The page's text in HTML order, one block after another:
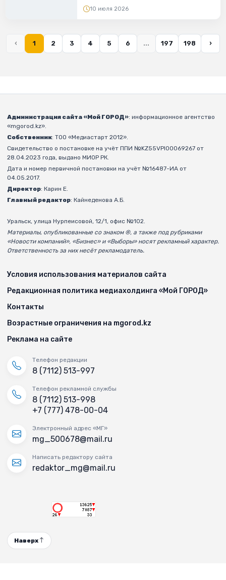
10 июля 2026
‹ 1 2 3 4 5 6 ... 197 198 ›
Администрация сайта «Мой ГОРОД»: информационное агентство
«mgorod.kz».
Собственник: ТОО «Медиастарт 2012».
Свидетельство о постановке на учёт ППИ №KZ55VPI00069267 от
28.04.2023 года, выдано МИОР РК.
Дата и номер первичной постановки на учёт №16487-ИА от
04.05.2017.
Директор: Карин Е.
Главный редактор: Кайнеденова А.Б.
Уральск, улица Нурпеисовой, 12/1, офис №102.
Материалы, опубликованные со знаком ®, а также под рубриками
«Новости компаний», «Бизнес» и «Выборы» носят рекламный характер.
Ответственность за них несёт рекламодатель.
Условия использования материалов сайта
Редакционная политика медиахолдинга «Мой ГОРОД»
Контакты
Возрастные ограничения на mgorod.kz
Реклама на сайте
Телефон редакции
8 (7112) 513-997
Телефон рекламной службы
8 (7112) 513-998
+7 (777) 478-00-04
Электронный адрес «МГ»
mg_500678@mail.ru
Написать редактору сайта
redaktor_mg@mail.ru
Наверх